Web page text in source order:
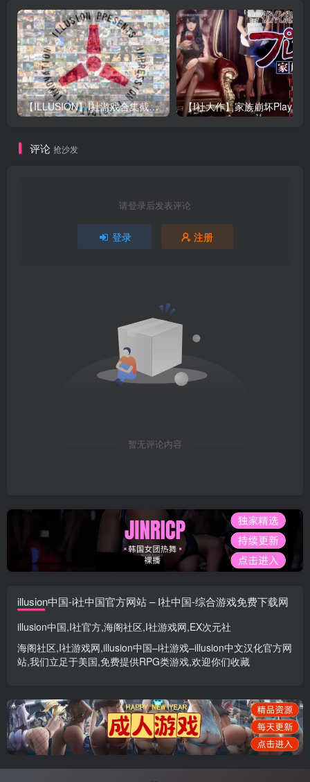
【ILLUSION】I社游戏合集截至2025 无修正汉化硬盘纯净版手慢无[微云/OD]
评论 抢沙发
请登录后发表评论
登录 注册
暂无评论内容
illusion中国-i社中国官方网站 – I社中国-综合游戏免费下载网
illusion中国,I社官方,海阁社区,I社游戏网,EX次元社
海阁社区,I社游戏网,illusion中国–i社游戏–illusion中文汉化官方网
站,我们立足于美国,免费提供RPG类游戏,欢迎你们收藏